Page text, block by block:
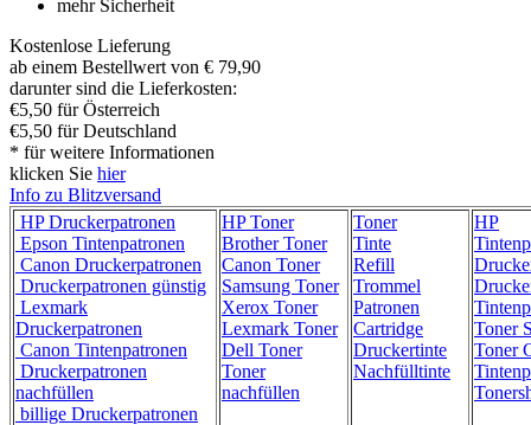
mehr Sicherheit
Kostenlose Lieferung
ab einem Bestellwert von € 79,90
darunter sind die Lieferkosten:
€5,50 für Österreich
€5,50 für Deutschland
* für weitere Informationen
klicken Sie hier
Info zu Blitzversand
HP Druckerpatronen
Epson Tintenpatronen
Canon Druckerpatronen
Druckerpatronen günstig
Lexmark
Druckerpatronen
Canon Tintenpatronen
Druckerpatronen
nachfüllen
billige Druckerpatronen
HP Toner
Brother Toner
Canon Toner
Samsung Toner
Xerox Toner
Lexmark Toner
Dell Toner
Toner
nachfüllen
Toner
Tinte
Refill
Trommel
Patronen
Cartridge
Druckertinte
Nachfülltinte
HP
Toner
Toner